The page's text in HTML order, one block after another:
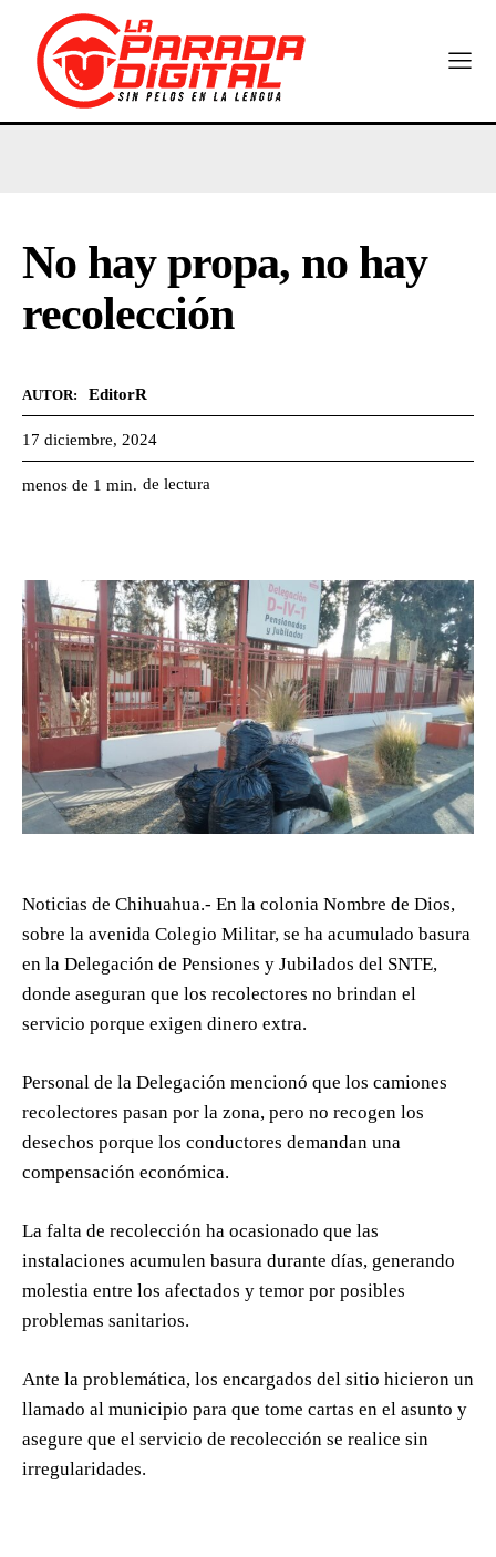
No hay propa, no hay
recolección
AUTOR: EditorR
17 diciembre, 2024
menos de 1 min. de lectura
Noticias de Chihuahua.- En la colonia Nombre de Dios,
sobre la avenida Colegio Militar, se ha acumulado basura
en la Delegación de Pensiones y Jubilados del SNTE,
donde aseguran que los recolectores no brindan el
servicio porque exigen dinero extra.
Personal de la Delegación mencionó que los camiones
recolectores pasan por la zona, pero no recogen los
desechos porque los conductores demandan una
compensación económica.
La falta de recolección ha ocasionado que las
instalaciones acumulen basura durante días, generando
molestia entre los afectados y temor por posibles
problemas sanitarios.
Ante la problemática, los encargados del sitio hicieron un
llamado al municipio para que tome cartas en el asunto y
asegure que el servicio de recolección se realice sin
irregularidades.